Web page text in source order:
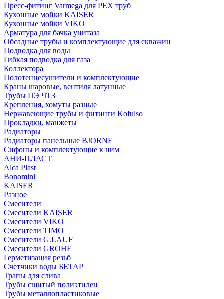
Пресс-фитинг Varmega для PEX труб
Кухонные мойки KAISER
Кухонные мойки VIKO
Арматура для бачка унитаза
Обсадные трубы и комплектующие для скважин
Подводка для воды
Гибкая подводка для газа
Коллектора
Полотенцесушители и комплектующие
Краны шаровые, вентиля латунные
Трубы ПЭ ЧТЗ
Крепления, хомуты разные
Нержавеющие трубы и фитинги Kofulso
Прокладки, манжеты
Радиаторы
Радиаторы панельные BJORNE
Сифоны и комплектующие к ним
АНИ-ПЛАСТ
Alca Plast
Bonomini
KAISER
Разное
Смесители
Смесители KAISER
Смесители VIKO
Смесители TIMO
Смесители G.LAUF
Смесители GROHE
Герметизация резьб
Счетчики воды БЕТАР
Трапы для слива
Трубы сшитый полиэтилен
Трубы металлопластиковые